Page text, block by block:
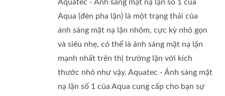
Aquatec - Ánh sáng mặt nạ lặn số 1 của
Aqua (đèn pha lặn) là một trạng thái của
ánh sáng mặt nạ lặn nhôm, cực kỳ nhỏ gọn
và siêu nhẹ, có thể là ánh sáng mặt nạ lặn
mạnh nhất trên thị trường lặn với kích
thước nhỏ như vậy. Aquatec - Ánh sáng mặt
nạ lặn số 1 của Aqua cung cấp cho bạn sự